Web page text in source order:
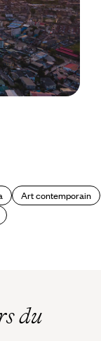
Art contemporain
du